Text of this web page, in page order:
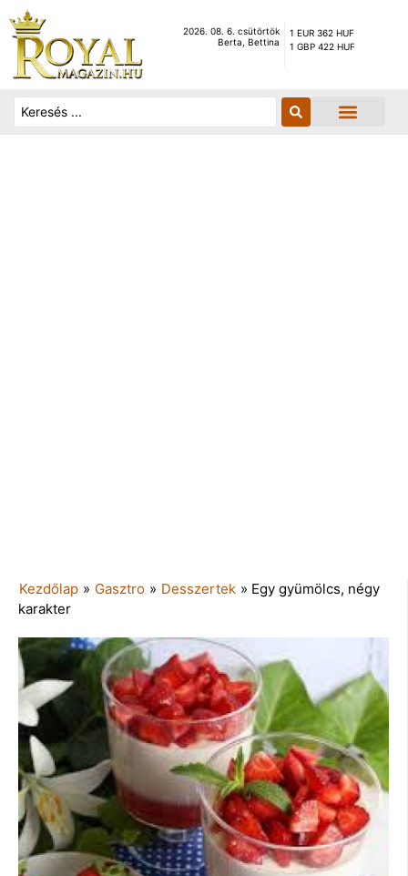
2026. 08. 6. csütörtök
Berta, Bettina
1 EUR 362 HUF
1 GBP 422 HUF
Kezdőlap » Gasztro » Desszertek » Egy gyümölcs, négy
karakter